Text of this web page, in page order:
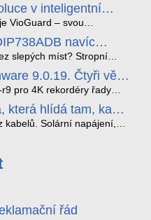
jen čára na mapě, ale
a vysoce univerzální
v inteligentní
VioGuard – svou
poháněný
(AI), je navržen
pro vymáhání
na silnicích a
moderních městech.
navíc
PC.
slepých míst? Stropní
skládá obraz ze dvou
čistého 180° záběru bez
osob a vozidel,
9.0.19. Čtyři věci,
pro 4K rekordéry řady
z nich vám ušetří
která hlídá tam, kam
kabelů. Solární napájení,
řád